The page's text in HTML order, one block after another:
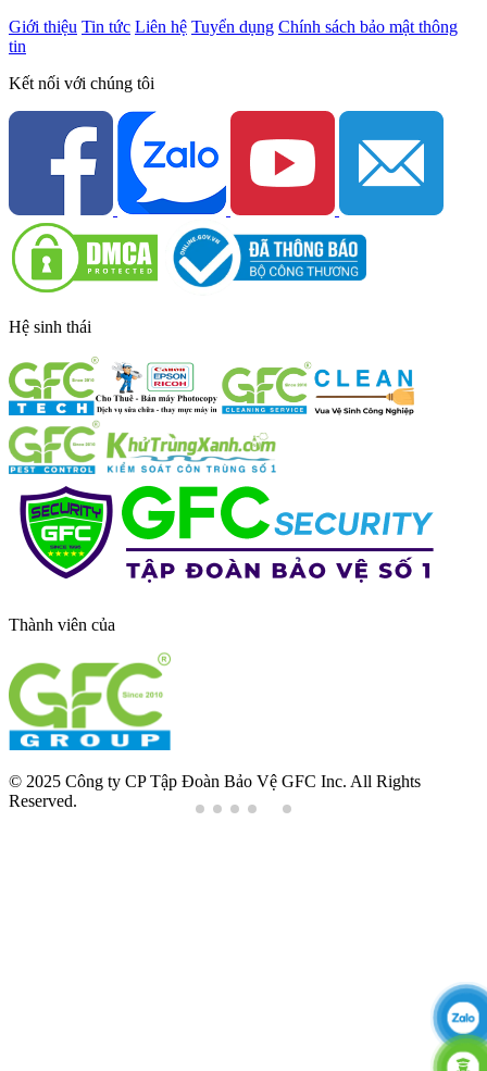
Giới thiệu Tin tức Liên hệ Tuyển dụng Chính sách bảo mật thông
tin
Kết nối với chúng tôi
Hệ sinh thái
Thành viên của
© 2025 Công ty CP Tập Đoàn Bảo Vệ GFC Inc. All Rights
Reserved.